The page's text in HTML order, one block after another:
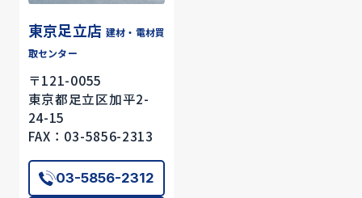
東京足立店 建材・電材買
取センター
〒121-0055
東京都足立区加平2-
24-15
FAX：03-5856-2313
03-5856-2312